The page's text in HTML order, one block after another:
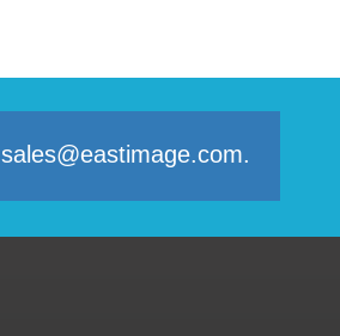
sales@eastimage.com.